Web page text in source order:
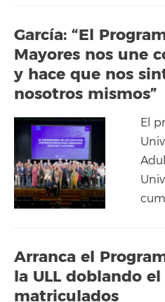
García: “El
Mayores nos une
y hace que nos
nosotros mismos”
El
Arranca el
la ULL doblando
matriculados